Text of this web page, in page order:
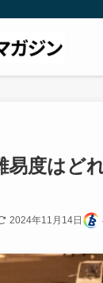
易度はど
2024年11月14日